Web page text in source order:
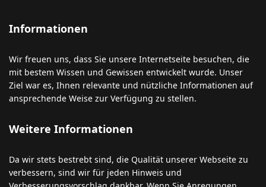
Informationen
Wir freuen uns, dass Sie unsere Internetseite besuchen, die
mit bestem Wissen und Gewissen entwickelt wurde. Unser
Ziel war es, Ihnen relevante und nützliche Informationen auf
ansprechende Weise zur Verfügung zu stellen.
Weitere Informationen
Da wir stets bestrebt sind, die Qualität unserer Webseite zu
verbessern, sind wir für jeden Hinweis und